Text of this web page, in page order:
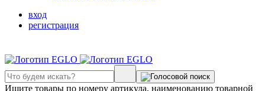
вход
регистрация
Ищите товары по номеру артикула, наименованию товарной